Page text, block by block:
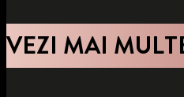
VEZI MAI